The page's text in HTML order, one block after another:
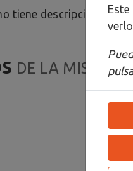
tiene descripción!
DE LA MISMA